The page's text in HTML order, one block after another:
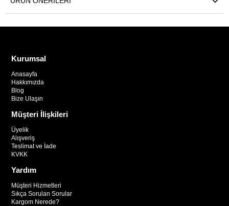
Kurumsal
Anasayfa
Hakkımızda
Blog
Bize Ulaşın
Müşteri İlişkileri
Üyelik
Alışveriş
Teslimat ve İade
KVKK
Yardım
Müşteri Hizmetleri
Sıkça Sorulan Sorular
Kargom Nerede?